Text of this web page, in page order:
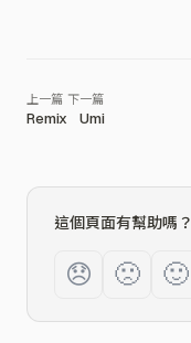
Remix Umi
這個頁面有幫助嗎？
😞 🙁 🙂